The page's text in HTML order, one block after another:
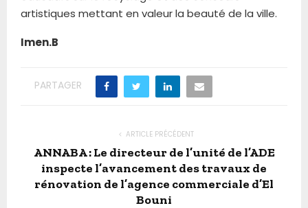
artistiques mettant en valeur la beauté de la ville.
Imen.B
PARTAGER
ARTICLE PRÉCÉDENT
ANNABA : Le directeur de l’unité de l’ADE
inspecte l’avancement des travaux de
rénovation de l’agence commerciale d’El
Bouni